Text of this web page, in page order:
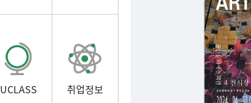
UCLASS 취업정보